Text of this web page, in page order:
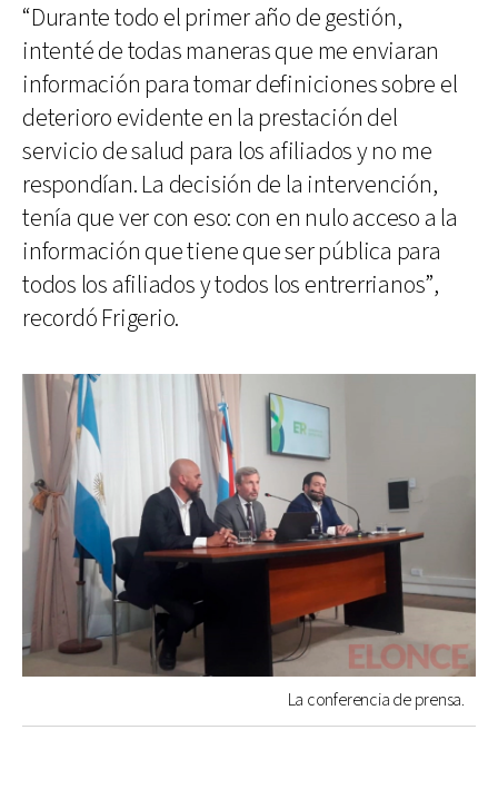
“Durante todo el primer año de gestión,
intenté de todas maneras que me enviaran
información para tomar definiciones sobre el
deterioro evidente en la prestación del
servicio de salud para los afiliados y no me
respondían. La decisión de la intervención,
tenía que ver con eso: con en nulo acceso a la
información que tiene que ser pública para
todos los afiliados y todos los entrerrianos”,
recordó Frigerio.
La conferencia de prensa.